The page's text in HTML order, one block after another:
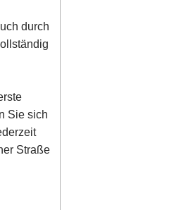
durch
Sie sich
Straße